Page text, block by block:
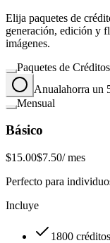
Elija paquetes de
generación, edición y
imágenes.
Paquetes de Créditos
Anualahorra un
Mensual
Básico
$15.00$7.50/ mes
Perfecto para
Incluye
1800